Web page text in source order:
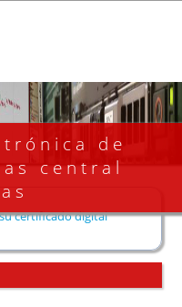
de
central
certificado digital